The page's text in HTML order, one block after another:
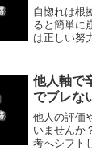
自惚れは根
ると簡単に
は正しい努
れない強さ
他人軸で
でブレな
他人の評価
いませんか
考へシフト